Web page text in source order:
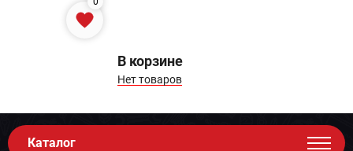
В корзине
Нет товаров
Каталог